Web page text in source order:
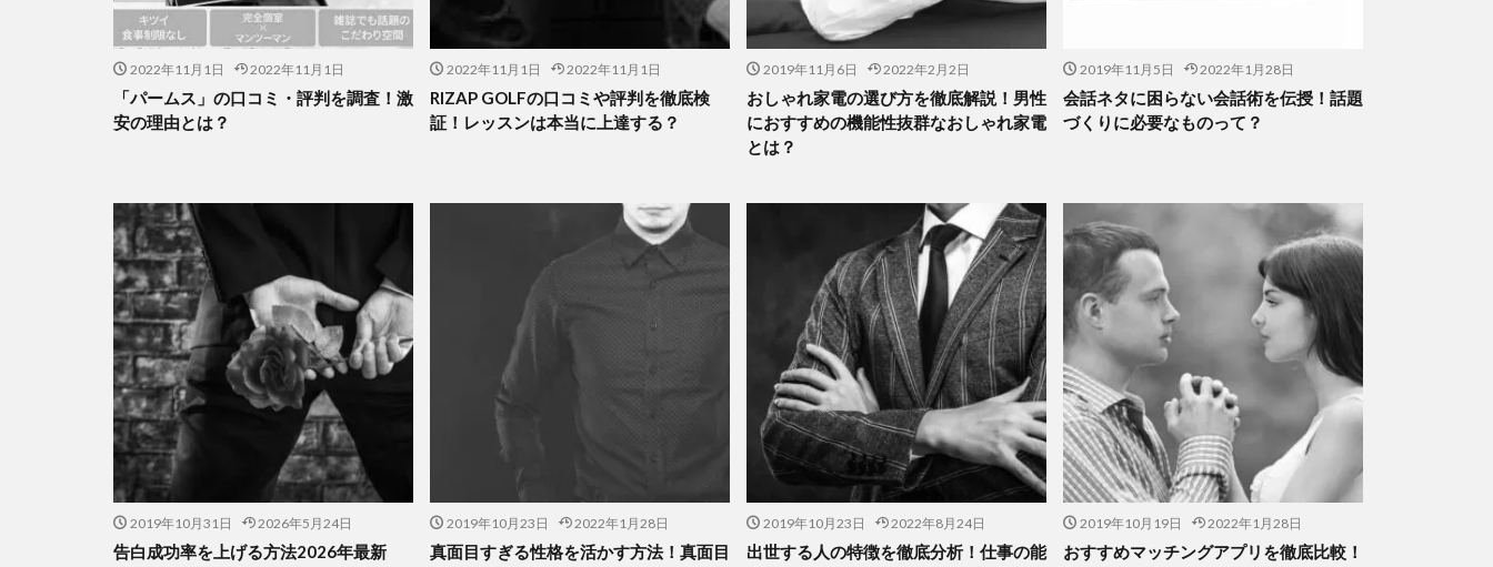
2022年11月1日 2022年11月1日
「パームス」の口コミ・評判を調査！激
安の理由とは？
2022年11月1日 2022年11月1日
RIZAP GOLFの口コミや評判を徹底検
証！レッスンは本当に上達する？
2019年11月6日 2022年2月2日
おしゃれ家電の選び方を徹底解説！男性
におすすめの機能性抜群なおしゃれ家電
とは？
2019年11月5日 2022年1月28日
会話ネタに困らない会話術を伝授！話題
づくりに必要なものって？
2019年10月31日 2026年5月24日
告白成功率を上げる方法2026年最新
2019年10月23日 2022年1月28日
真面目すぎる性格を活かす方法！真面目
2019年10月23日 2022年8月24日
出世する人の特徴を徹底分析！仕事の能
2019年10月19日 2022年1月28日
おすすめマッチングアプリを徹底比較！